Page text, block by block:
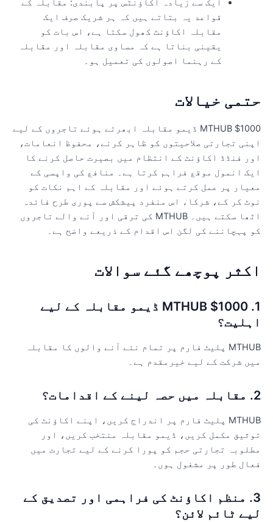
ایک سے زیادہ اکاؤنٹس پر پابندی: مقابلہ کے
قواعد یہ بتاتے ہیں کہ ہر شریک صرف ایک
مقابلہ اکاؤنٹ کھول سکتا ہے، اس بات کو
یقینی بناتا ہے کہ مساوی مقابلہ اور مقابلہ
کے رہنما اصولوں کی تعمیل ہو۔
خیالات
MTHUB $1000 ڈیمو مقابلہ ابھرتے ہوئے تاجروں کے لیے
تجارتی صلاحیتوں کو ظاہر کرنے، محفوظ انعامات،
فنڈڈ اکاؤنٹ کے انتظام میں بصیرت حاصل کرنے کا
انمول موقع فراہم کرتا ہے۔ منافع کی واپسی کے
پر عمل کرتے ہوئے اور مقابلہ کے اہم نکات کو
کر کے، شرکاء اس منفرد پیشکش سے پوری طرح فائدہ
اٹھا سکتے ہیں۔ MTHUB کی ترقی اور آنے والے تاجروں
پہچاننے کی لگن اس اقدام کے ذریعے واضح ہے۔
پوچھے گئے سوالات
1. MTHUB $1000 ڈیمو مقابلہ کے لیے
MTHUB پلیٹ فارم پر تمام نئے آنے والوں کا مقابلہ
شرکت کے لیے خیرمقدم ہے۔
MTHUB پلیٹ فارم پر اندراج کریں، اپنے اکاؤنٹ کی
مکمل کریں، ڈیمو مقابلہ منتخب کریں، اور
تجارتی حجم کو پورا کرنے کے لیے تجارت میں
طور پر مشغول ہوں۔
3. منظم اکاؤنٹ کی فراہمی اور تصدیق کے
ٹائم لائن؟